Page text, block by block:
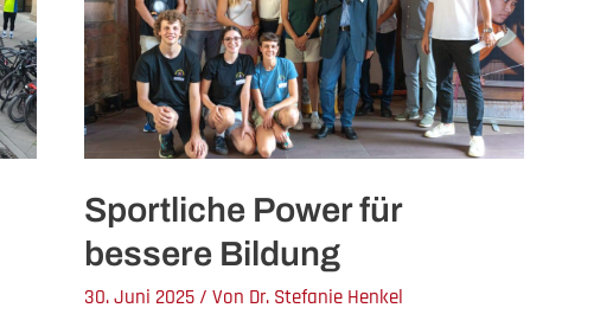
Sportliche Power für
bessere Bildung
30. Juni 2025 / Von Dr. Stefanie Henkel